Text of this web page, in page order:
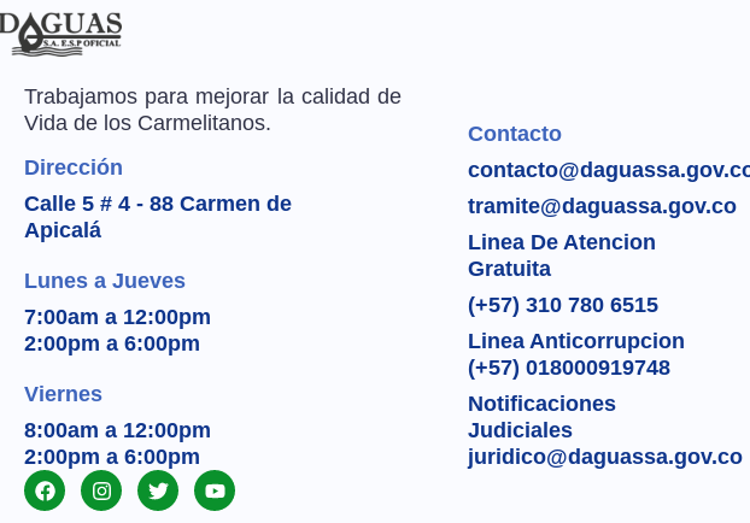
Trabajamos para mejorar la calidad de
Vida de los Carmelitanos.
Dirección
Calle 5 # 4 - 88 Carmen de
Apicalá
Lunes a Jueves
7:00am a 12:00pm
2:00pm a 6:00pm
Viernes
8:00am a 12:00pm
2:00pm a 6:00pm
Contacto
tramite@daguassa.gov.co
Linea De Atencion
Gratuita
(+57) 310 780 6515
Linea Anticorrupcion
(+57) 018000919748
Notificaciones
Judiciales
juridico@daguassa.gov.co